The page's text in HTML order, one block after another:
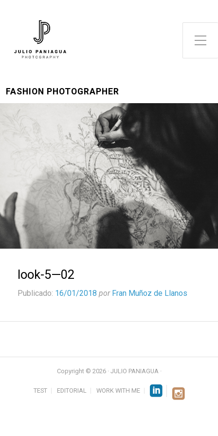
Alternar el menú lateral
FASHION PHOTOGRAPHER
look-5—02
Publicado: 16/01/2018 por Fran Muñoz de Llanos
Copyright © 2026 · JULIO PANIAGUA ·
TEST EDITORIAL WORK WITH ME